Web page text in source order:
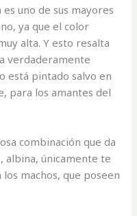
uno de sus mayores
ya que el color
alta. Y esto resalta
verdaderamente
está pintado salvo en
para los amantes del
combinación que da
albina, únicamente te
machos, que poseen